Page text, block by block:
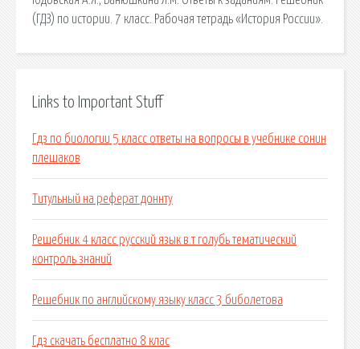
(ГДЗ) по истории. 7 класс. Рабочая тетрадь «История России».
Links to Important Stuff
Гдз по биологии 5 класс ответы на вопросы в учебнике сонин
плешаков
Титульный на реферат доннту
Решебник 4 класс русский язык в.т голубь тематический
контроль знаний
Решебник по английскому языку класс 3 биболетова
Гдз скачать бесплатно 8 клас